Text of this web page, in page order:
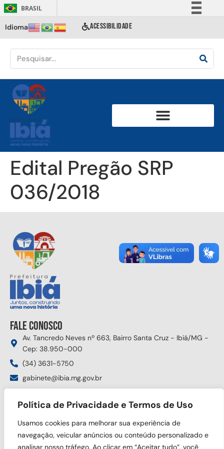
Política de Privacidade e Termos de Uso
Usamos cookies para melhorar sua experiência de
navegação, veicular anúncios ou conteúdo personalizado e
analisar nosso tráfego. Ao clicar em “Aceitar tudo”, você
BRASIL
Comunica BR
Acesso à informação
Idioma ACESSIBILIDADE
Edital Pregão SRP
036/2018
Fale conosco
Av. Tancredo Neves nº 663, Bairro Santa Cruz - Ibiá/MG -
Cep: 38.950-000
(34) 3631-5750
gabinete@ibia.mg.gov.br